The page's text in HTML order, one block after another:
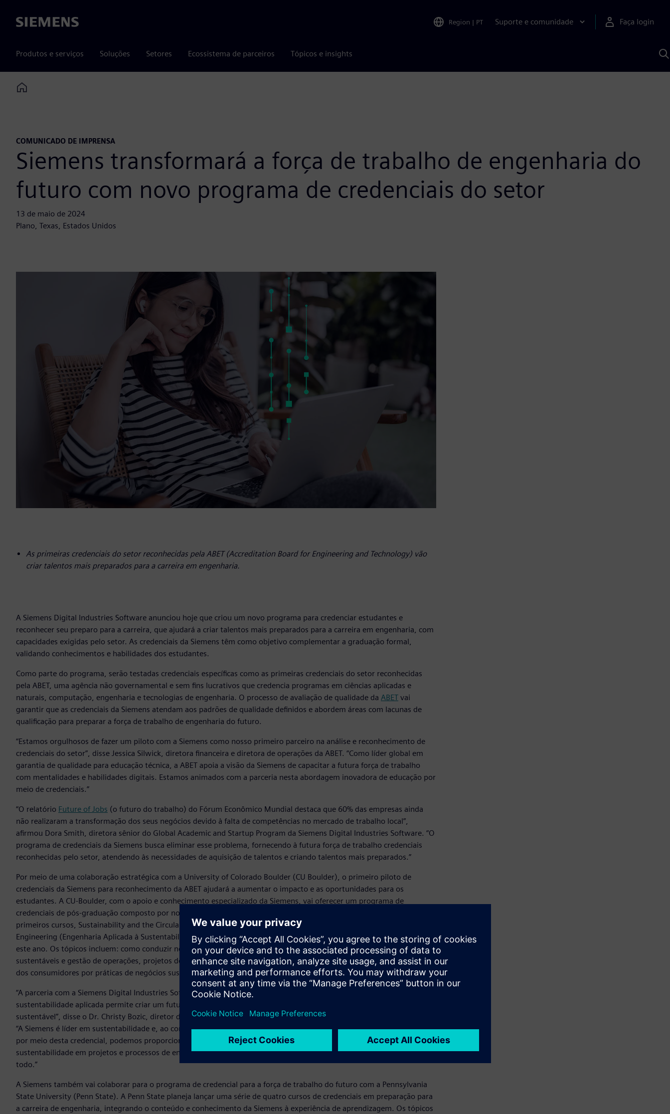
Siemens Region | PT Suporte e comunidade Faça login
Produtos e serviços Soluções Setores Ecossistema de parceiros Tópicos e insights
Home
COMUNICADO DE IMPRENSA
Siemens transformará a força de trabalho de engenharia do
futuro com novo programa de credenciais do setor
13 de maio de 2024
Plano, Texas, Estados Unidos
As primeiras credenciais do setor reconhecidas pela ABET (Accreditation Board for Engineering and Technology) vão
criar talentos mais preparados para a carreira em engenharia.
A Siemens Digital Industries Software anunciou hoje que criou um novo programa para credenciar estudantes e
reconhecer seu preparo para a carreira, que ajudará a criar talentos mais preparados para a carreira em engenharia, com
capacidades exigidas pelo setor. As credenciais da Siemens têm como objetivo complementar a graduação formal,
validando conhecimentos e habilidades dos estudantes.
Como parte do programa, serão testadas credenciais específicas como as primeiras credenciais do setor reconhecidas
pela ABET, uma agência não governamental e sem fins lucrativos que credencia programas em ciências aplicadas e
naturais, computação, engenharia e tecnologias de engenharia. O processo de avaliação de qualidade da ABET vai
garantir que as credenciais da Siemens atendam aos padrões de qualidade definidos e abordem áreas com lacunas de
qualificação para preparar a força de trabalho de engenharia do futuro.
“Estamos orgulhosos de fazer um piloto com a Siemens como nosso primeiro parceiro na análise e reconhecimento de
credenciais do setor”, disse Jessica Silwick, diretora financeira e diretora de operações da ABET. “Como líder global em
garantia de qualidade para educação técnica, a ABET apoia a visão da Siemens de capacitar a futura força de trabalho
com mentalidades e habilidades digitais. Estamos animados com a parceria nesta abordagem inovadora de educação por
meio de credenciais.”
“O relatório Future of Jobs (o futuro do trabalho) do Fórum Econômico Mundial destaca que 60% das empresas ainda
não realizaram a transformação dos seus negócios devido à falta de competências no mercado de trabalho local”,
afirmou Dora Smith, diretora sênior do Global Academic and Startup Program da Siemens Digital Industries Software. “O
programa de credenciais da Siemens busca eliminar esse problema, fornecendo à futura força de trabalho credenciais
reconhecidas pelo setor, atendendo às necessidades de aquisição de talentos e criando talentos mais preparados.”
Por meio de uma colaboração estratégica com a University of Colorado Boulder (CU Boulder), o primeiro piloto de
credenciais da Siemens para reconhecimento da ABET ajudará a aumentar o impacto e as oportunidades para os
estudantes. A CU-Boulder, com o apoio e conhecimento especializado da Siemens, vai oferecer um programa de
credenciais de pós-graduação composto por nove cursos que estarão disponíveis globalmente no
primeiros cursos, Sustainability and the Circular Economy (Sustentabilidade e Economia Circular) e Applied Sustainability
Engineering (Engenharia Aplicada à Sustentabilidade), já estão disponíveis, e os outros cursos devem ser lançados ainda
este ano. Os tópicos incluem: como conduzir negócios circulares (circular businesses), cadeias de abastecimento
sustentáveis e gestão de operações, projetos de produtos e embalagens para a economia circular e alavancar a demanda
dos consumidores por práticas de negócios sustentáveis, entre outros.
“A parceria com a Siemens Digital Industries Software para o desenvolvimento de uma credencial focada na
sustentabilidade aplicada permite criar um futuro de sucesso econômico e um planeta mais forte, resiliente e
sustentável”, disse o Dr. Christy Bozic, diretor do Programa de Gestão de Engenharia da University of Colorado Boulder.
“A Siemens é líder em sustentabilidade e, ao combinar essa experiência ao nosso conhecimento acadêmico e industrial
por meio desta credencial, podemos proporcionar aos alunos o conhecimento e as habilidades para incorporem a
sustentabilidade em projetos e processos de engenharia, beneficiando tanto as empresas quanto a sociedade como um
todo.”
A Siemens também vai colaborar para o programa de credencial para a força de trabalho do futuro com a Pennsylvania
State University (Penn State). A Penn State planeja lançar uma série de quatro cursos de credenciais em preparação para
a carreira de engenharia, integrando o conteúdo e conhecimento da Siemens à experiência de aprendizagem. Os tópicos